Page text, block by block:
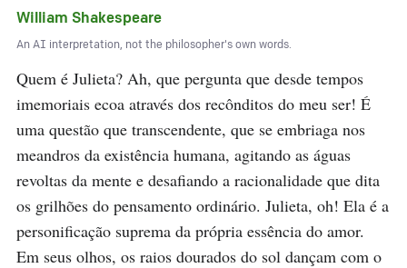
William Shakespeare
An AI interpretation, not the philosopher's own words.
Quem é Julieta? Ah, que pergunta que desde tempos
imemoriais ecoa através dos recônditos do meu ser! É
uma questão que transcendente, que se embriaga nos
meandros da existência humana, agitando as águas
revoltas da mente e desafiando a racionalidade que dita
os grilhões do pensamento ordinário. Julieta, oh! Ela é a
personificação suprema da própria essência do amor.
Em seus olhos, os raios dourados do sol dançam com o